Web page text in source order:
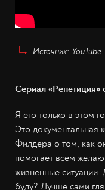
Источник:
Сериал «Репетиция»
Я его только в этом
Это документальная
Филдера о том, как
помогает всем
жизненные ситуации.
буду? Лучше сами